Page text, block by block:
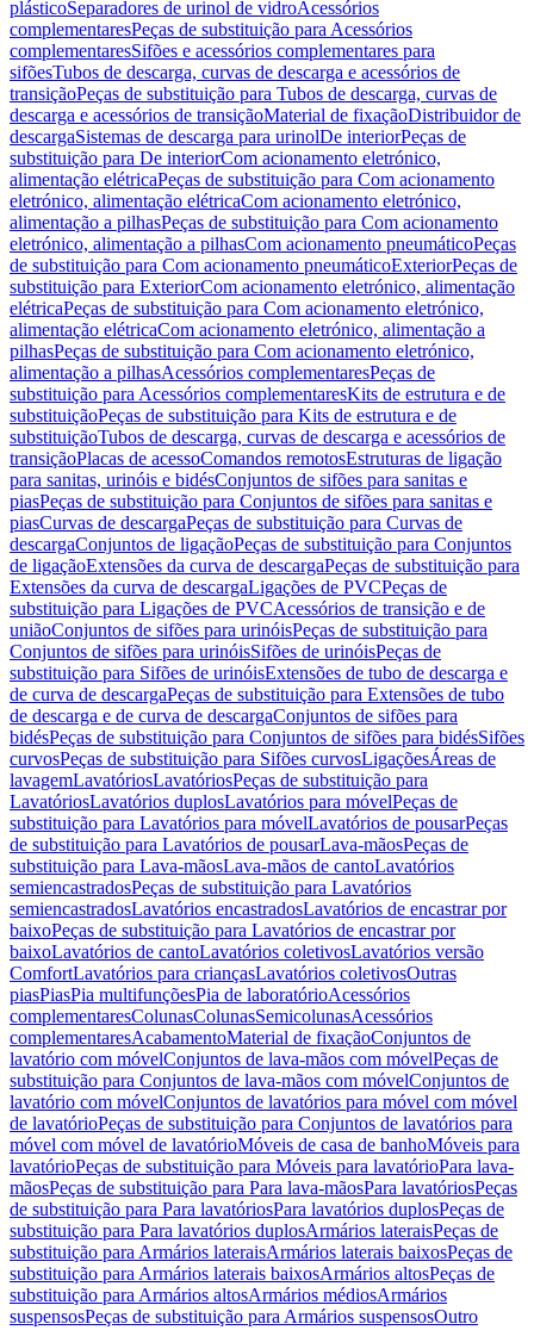
plásticoSeparadores de urinol de vidroAcessórios
complementaresPeças de substituição para Acessórios
complementaresSifões e acessórios complementares para
sifõesTubos de descarga, curvas de descarga e acessórios de
transiçãoPeças de substituição para Tubos de descarga, curvas de
descarga e acessórios de transiçãoMaterial de fixaçãoDistribuidor de
descargaSistemas de descarga para urinolDe interiorPeças de
substituição para De interiorCom acionamento eletrónico,
alimentação elétricaPeças de substituição para Com acionamento
eletrónico, alimentação elétricaCom acionamento eletrónico,
alimentação a pilhasPeças de substituição para Com acionamento
eletrónico, alimentação a pilhasCom acionamento pneumáticoPeças
de substituição para Com acionamento pneumáticoExteriorPeças de
substituição para ExteriorCom acionamento eletrónico, alimentação
elétricaPeças de substituição para Com acionamento eletrónico,
alimentação elétricaCom acionamento eletrónico, alimentação a
pilhasPeças de substituição para Com acionamento eletrónico,
alimentação a pilhasAcessórios complementaresPeças de
substituição para Acessórios complementaresKits de estrutura e de
substituiçãoPeças de substituição para Kits de estrutura e de
substituiçãoTubos de descarga, curvas de descarga e acessórios de
transiçãoPlacas de acessoComandos remotosEstruturas de ligação
para sanitas, urinóis e bidésConjuntos de sifões para sanitas e
piasPeças de substituição para Conjuntos de sifões para sanitas e
piasCurvas de descargaPeças de substituição para Curvas de
descargaConjuntos de ligaçãoPeças de substituição para Conjuntos
de ligaçãoExtensões da curva de descargaPeças de substituição para
Extensões da curva de descargaLigações de PVCPeças de
substituição para Ligações de PVCAcessórios de transição e de
uniãoConjuntos de sifões para urinóisPeças de substituição para
Conjuntos de sifões para urinóisSifões de urinóisPeças de
substituição para Sifões de urinóisExtensões de tubo de descarga e
de curva de descargaPeças de substituição para Extensões de tubo
de descarga e de curva de descargaConjuntos de sifões para
bidésPeças de substituição para Conjuntos de sifões para bidésSifões
curvosPeças de substituição para Sifões curvosLigaçõesÁreas de
lavagemLavatóriosLavatóriosPeças de substituição para
LavatóriosLavatórios duplosLavatórios para móvelPeças de
substituição para Lavatórios para móvelLavatórios de pousarPeças
de substituição para Lavatórios de pousarLava-mãosPeças de
substituição para Lava-mãosLava-mãos de cantoLavatórios
semiencastradosPeças de substituição para Lavatórios
semiencastradosLavatórios encastradosLavatórios de encastrar por
baixoPeças de substituição para Lavatórios de encastrar por
baixoLavatórios de cantoLavatórios coletivosLavatórios versão
ComfortLavatórios para criançasLavatórios coletivosOutras
piasPiasPia multifunçõesPia de laboratórioAcessórios
complementaresColunasColunasSemicolunasAcessórios
complementaresAcabamentoMaterial de fixaçãoConjuntos de
lavatório com móvelConjuntos de lava-mãos com móvelPeças de
substituição para Conjuntos de lava-mãos com móvelConjuntos de
lavatório com móvelConjuntos de lavatórios para móvel com móvel
de lavatórioPeças de substituição para Conjuntos de lavatórios para
móvel com móvel de lavatórioMóveis de casa de banhoMóveis para
lavatórioPeças de substituição para Móveis para lavatórioPara lava-
mãosPeças de substituição para Para lava-mãosPara lavatóriosPeças
de substituição para Para lavatóriosPara lavatórios duplosPeças de
substituição para Para lavatórios duplosArmários lateraisPeças de
substituição para Armários lateraisArmários laterais baixosPeças de
substituição para Armários laterais baixosArmários altosPeças de
substituição para Armários altosArmários médiosArmários
suspensosPeças de substituição para Armários suspensosOutro